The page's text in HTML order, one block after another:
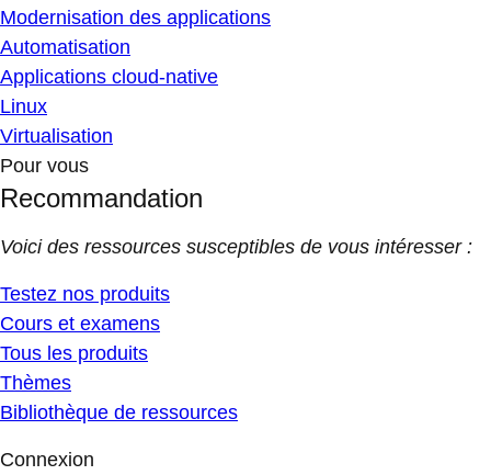
Modernisation des applications
Automatisation
Applications cloud-native
Linux
Virtualisation
Pour vous
Recommandation
Voici des ressources susceptibles de vous intéresser :
Testez nos produits
Cours et examens
Tous les produits
Thèmes
Bibliothèque de ressources
Connexion